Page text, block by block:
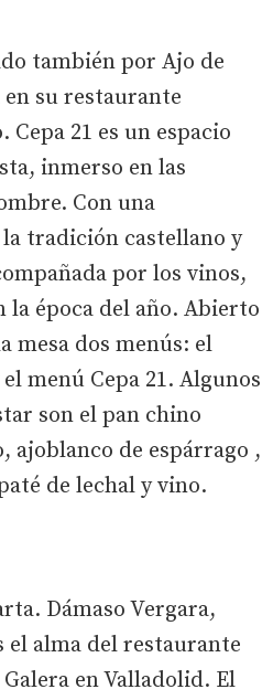
también por Ajo de
su restaurante
21 es un espacio
inmerso en las
Con una
tradición castellano y
por los vinos,
la época del año. Abierto
mesa dos menús: el
menú Cepa 21. Algunos
son el pan chino
ajoblanco de espárrago ,
de lechal y vino.
Dámaso Vergara,
el alma del restaurante
en Valladolid. El